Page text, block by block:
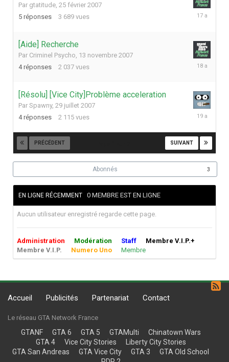
Par gtatitude, 25 février 2007
5 réponses 3 689 vues
[Aide] Recherche
Par Criminel Psycho, 13 novembre 2007
4 réponses 2 037 vues
[Résolu] [Vice City]Problème acceleration
Par Spawny, 29 juillet 2007
4 réponses 2 115 vues
2007
PRÉCÉDENT SUIVANT
Abonnés 3
EN LIGNE RÉCEMMENT 0 MEMBRE EST EN LIGNE
Aucun utilisateur enregistré regarde cette page.
Administration Modération Staff
Membre V.I.P.+
Membre V.I.P.
Numero Uno Membre
Accueil Publicités Partenariat Contact
Le réseau GTA Network France
GTANF GTA 6 GTA 5 GTAMulti
Chinatown Wars
GTA 4
Vice City Stories
Liberty City Stories
GTA San Andreas
GTA Vice City GTA 3
GTA Old School